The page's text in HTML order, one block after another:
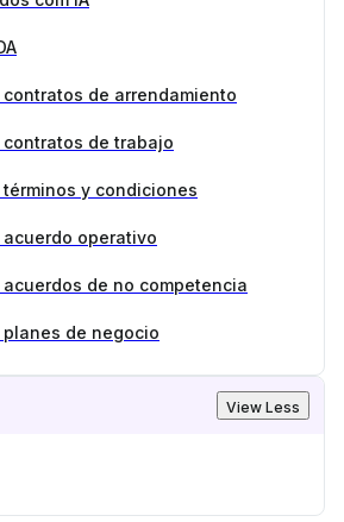
de arrendamiento
contratos de trabajo
y condiciones
operativo
de no competencia
de negocio
View Less